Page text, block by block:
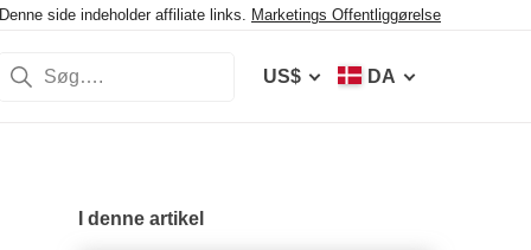
side indeholder affiliate links. Marketings Offentliggørelse
US$ DA
I denne artikel